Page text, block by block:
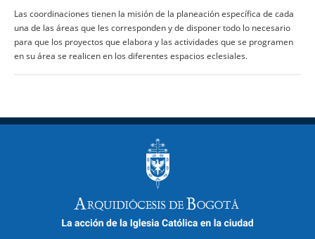
Las coordinaciones tienen la misión de la planeación específica de cada
una de las áreas que les corresponden y de disponer todo lo necesario
para que los proyectos que elabora y las actividades que se programen
en su área se realicen en los diferentes espacios eclesiales.